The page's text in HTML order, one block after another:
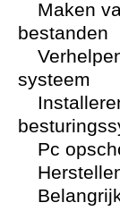
Maken
bestanden
systeem
Pc